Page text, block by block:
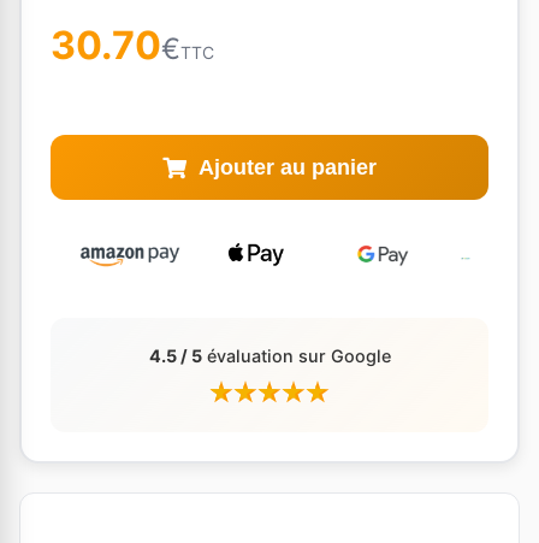
30.70€TTC
Ajouter au panier
4.5 / 5évaluation sur Google